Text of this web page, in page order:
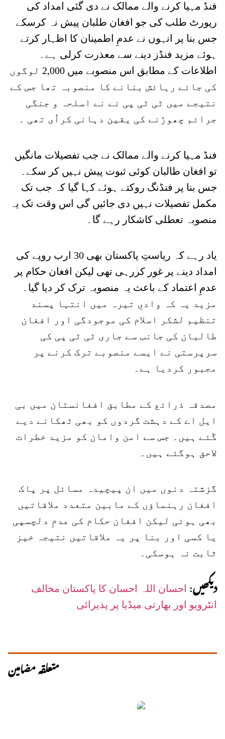
فنڈ مہیا کرنے والے ممالک نے دی گئی امداد کی
رپورٹ طلب کی جو افغان طلبان پیش نہ کرسکے
جس بنا پر انہوں نے عدمِ اطمینان کا اظہار کرتے
ہوئے مزید فنڈز دینے سے معذرت کرلی ہے۔
اطلاعات کے مطابق اس منصوبے میں 2,000 لوگوں
کی جائے رہائش بنانے کا منصوبہ تھا جس کے
نتیجے میں ٹی ٹی پی نے نے اسلحہ و جنگی
جرائم چھوڑنے کی یقین دہانی کراٗی تھی ۔
فنڈ مہیا کرنے والے ممالک نے جب تفصیلات مانگیں
تو افغان طالبان کوئی ثبوت پیش نہیں کر سکے۔
جس بنا پر فنڈنگ روکتے ہوئے کہا گیا کہ جب تک
مکمل تفصیلات نہیں دی جائیں گی اس وقت تک یہ
منصوبہ تعطلی کاشکار رہے گا۔
یاد رہے کہ ریاستِ پاکستان بھی 30 ارب روپے کی
امداد دینے پر غور کررہی تھی لیکن افغان حکام پر
عدمِ اعتماد کے باعث یہ منصوبہ ترک کر دیا گیا۔
مزید یہ کہ وادیِ تیرہ میں انتہا پسند
تنظیم لشکر اسلام کی موجودگی اور افغان
طالبان کی جانب سے جاری ٹی ٹی پی کی
سرپرستی نے ایسے منصوبے ترک کرنے پر
مجبور کردیا ہے۔
مصدقہ ذرائع کے مطابق افغانستان میں بی
ایل اے کے دہشت گردوں کو بھی ٹھکانے دیے
گَئے ہیں۔ جس سے امن وامان کو مزید خطرات
لاحق ہوگئے ہیں۔
گزشتہ دنوں میں ان پیچیدہ مسائل پر پاک
افغان رہنماؤں کے مابین متعدد ملاقاتیں
بھی ہوئی لیکن افغان حکام کی عدمِ دلچسپی
یا کسی اور بنا پر یہ ملاقاتیں نتیجہ خیز
ثابت نہ ہوسکی۔
دیکھیں: احسان اللہ احسان کا پاکستان مخالف
انٹرویو اور بھارتی میڈیا پر پذیرائی
متعلقہ مضامین